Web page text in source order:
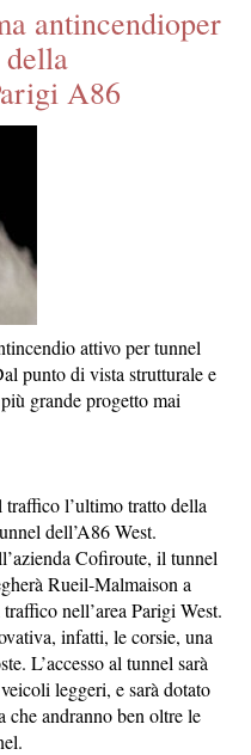
antincendioper
A86
attivo per tunnel
punto di vista strutturale e
grande progetto mai
traffico l’ultimo tratto della
dell’A86 West.
Cofiroute, il tunnel
Rueil-Malmaison a
nell’area Parigi West.
infatti, le corsie, una
L’accesso al tunnel sarà
leggeri, e sarà dotato
che andranno ben oltre le